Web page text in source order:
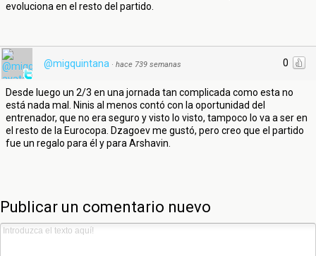
evoluciona en el resto del partido.
0
@migquintana · hace 739 semanas
Desde luego un 2/3 en una jornada tan complicada como esta no
está nada mal. Ninis al menos contó con la oportunidad del
entrenador, que no era seguro y visto lo visto, tampoco lo va a ser en
el resto de la Eurocopa. Dzagoev me gustó, pero creo que el partido
fue un regalo para él y para Arshavin.
Publicar un comentario nuevo